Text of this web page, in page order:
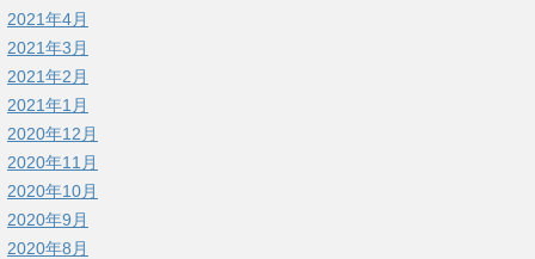
2021年4月
2021年3月
2021年2月
2021年1月
2020年12月
2020年11月
2020年10月
2020年9月
2020年8月